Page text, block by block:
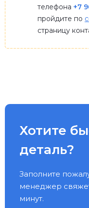
телефона +7
пройдите по
страницу
Хотите
деталь?
Заполните
менеджер
минут.